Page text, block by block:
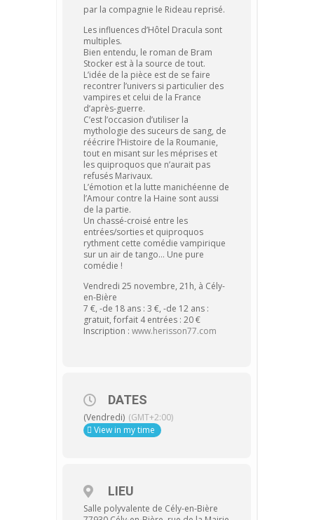
par la compagnie le Rideau reprisé.
Les influences d’Hôtel Dracula sont
multiples.
Bien entendu, le roman de Bram
Stocker est à la source de tout.
L’idée de la pièce est de se faire
recontrer l’univers si particulier des
vampires et celui de la France
d’après-guerre.
C’est l’occasion d’utiliser la
mythologie des suceurs de sang, de
réécrire l’Histoire de la Roumanie,
tout en misant sur les méprises et
les quiproquos que n’aurait pas
refusés Marivaux.
L’émotion et la lutte manichéenne de
l’Amour contre la Haine sont aussi
de la partie.
Un chassé-croisé entre les
entrées/sorties et quiproquos
rythment cette comédie vampirique
sur un air de tango… Une pure
comédie !
Vendredi 25 novembre, 21h, à Cély-
en-Bière
7 €, -de 18 ans : 3 €, -de 12 ans :
gratuit, forfait 4 entrées : 20 €
Inscription : www.herisson77.com
DATES
(Vendredi) (GMT+2:00)
View in my time
LIEU
Salle polyvalente de Cély-en-Bière